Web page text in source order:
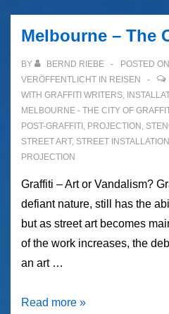
Melbourne – The
BY BERND RIEBE POSTED ON
VERÖFFENTLICHT IN REISEN
WITH GRAFFITI WRITERS,
MELBOURNE - THE CITY OF
POST-GRAFFITI , PROJECTION ,
STREET ART, STREET INSTALLATION
PROJECTION
Graffiti – Art or Vandalism?
defiant nature, still has the
but as street art becomes
of the work increases, the
an art …
Melbourne
Read more »